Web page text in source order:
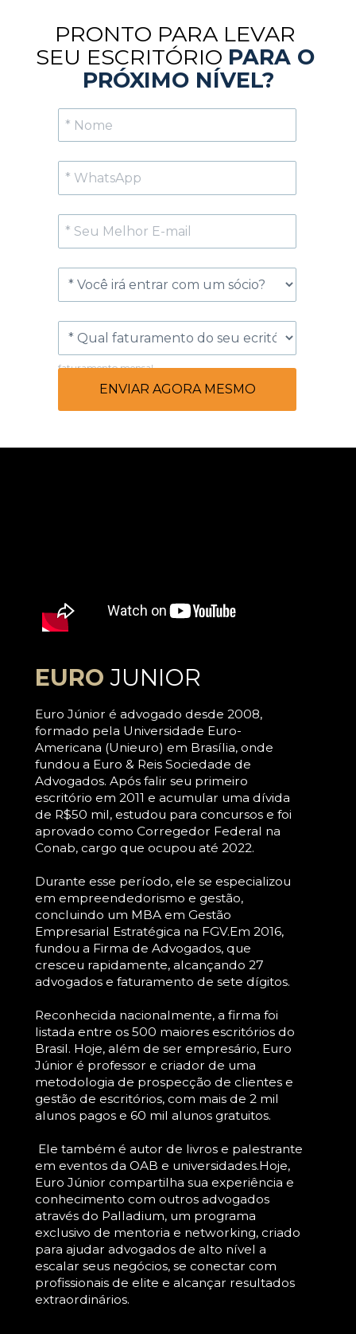
PRONTO PARA LEVAR
SEU ESCRITÓRIO PARA O
PRÓXIMO NÍVEL?
faturamento mensal
ENVIAR AGORA MESMO
EURO JUNIOR
Euro Júnior é advogado desde 2008,
formado pela Universidade Euro-
Americana (Unieuro) em Brasília, onde
fundou a Euro & Reis Sociedade de
Advogados. Após falir seu primeiro
escritório em 2011 e acumular uma dívida
de R$50 mil, estudou para concursos e foi
aprovado como Corregedor Federal na
Conab, cargo que ocupou até 2022.
Durante esse período, ele se especializou
em empreendedorismo e gestão,
concluindo um MBA em Gestão
Empresarial Estratégica na FGV.Em 2016,
fundou a Firma de Advogados, que
cresceu rapidamente, alcançando 27
advogados e faturamento de sete dígitos.
Reconhecida nacionalmente, a firma foi
listada entre os 500 maiores escritórios do
Brasil. Hoje, além de ser empresário, Euro
Júnior é professor e criador de uma
metodologia de prospecção de clientes e
gestão de escritórios, com mais de 2 mil
alunos pagos e 60 mil alunos gratuitos.
em eventos da OAB e universidades.Hoje,
Euro Júnior compartilha sua experiência e
conhecimento com outros advogados
através do Palladium, um programa
exclusivo de mentoria e networking, criado
para ajudar advogados de alto nível a
escalar seus negócios, se conectar com
profissionais de elite e alcançar resultados
extraordinários.